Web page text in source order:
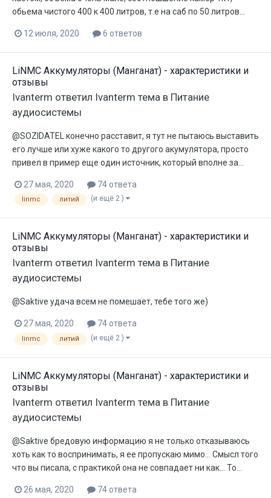
обьема чистого 400 к 400 литров, т.е на саб по 50 литров...
12 июля, 2020 6 ответов
LiNMC Аккумуляторы (Манганат) - характеристики и
отзывы
Ivanterm ответил Ivanterm тема в Питание
аудиосистемы
@SOZIDATEL конечно расставит, я тут не пытаюсь выставить
его лучше или хуже какого то другого акумулятора, просто
привел в пример еще один источник, который вполне за...
27 мая, 2020 74 ответа
linmc литий (и ещё 2 )
LiNMC Аккумуляторы (Манганат) - характеристики и
отзывы
Ivanterm ответил Ivanterm тема в Питание
аудиосистемы
@Saktive удача всем не помешает, тебе того же)
27 мая, 2020 74 ответа
linmc литий (и ещё 2 )
LiNMC Аккумуляторы (Манганат) - характеристики и
отзывы
Ivanterm ответил Ivanterm тема в Питание
аудиосистемы
@Saktive бредовую информацию я не только отказываюсь
хоть как то воспринимать, я ее пропускаю мимо... Смысл того
что вы писала, с практикой она не совпадает ни как... То...
26 мая, 2020 74 ответа